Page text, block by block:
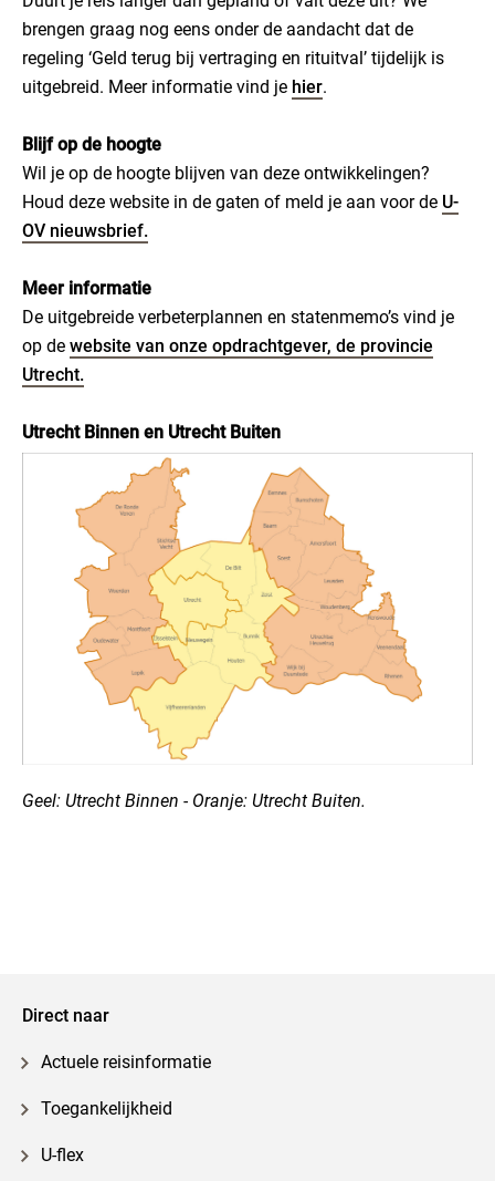
brengen graag nog eens onder de aandacht dat de
regeling ‘Geld terug bij vertraging en rituitval’ tijdelijk is
uitgebreid. Meer informatie vind je hier.
Blijf op de hoogte
Wil je op de hoogte blijven van deze ontwikkelingen?
Houd deze website in de gaten of meld je aan voor de U-
OV nieuwsbrief.
Meer informatie
De uitgebreide verbeterplannen en statenmemo’s vind je
op de website van onze opdrachtgever, de provincie
Utrecht.
Utrecht Binnen en Utrecht Buiten
Geel: Utrecht Binnen - Oranje: Utrecht Buiten.
Direct naar
Actuele reisinformatie
Toegankelijkheid
U-flex